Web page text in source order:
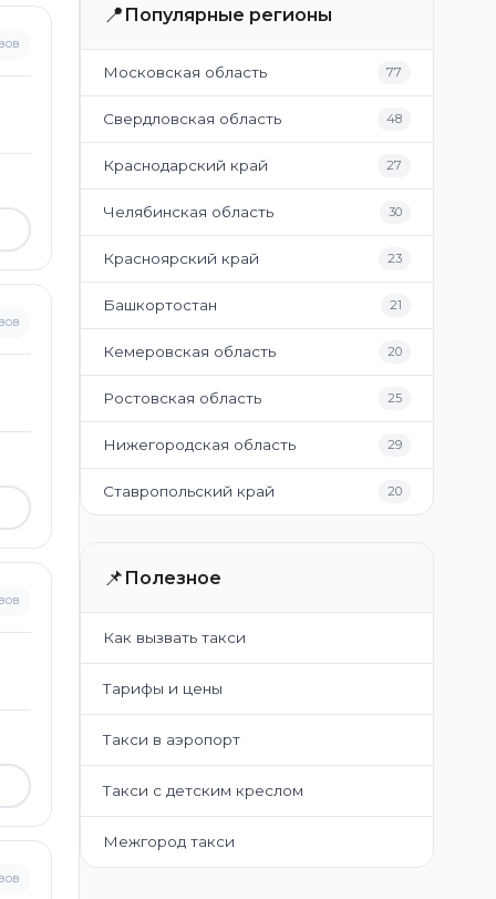
📍 Популярные регионы
Московская область 77
Свердловская область 48
Краснодарский край 27
Челябинская область 30
Красноярский край 23
Башкортостан 21
Кемеровская область 20
Ростовская область 25
Нижегородская область 29
Ставропольский край 20
📌 Полезное
Как вызвать такси
Тарифы и цены
Такси в аэропорт
Такси с детским креслом
Межгород такси